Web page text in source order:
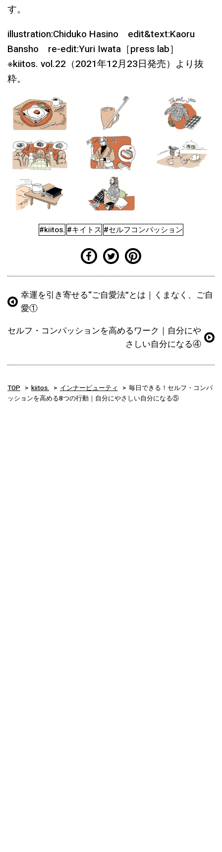
す。
illustration:Chiduko Hasino edit&text:Kaoru
Bansho re-edit:Yuri Iwata［press lab］
※kiitos. vol.22（2021年12月23日発売）より抜
粋。
#kiitos. #キイトス #セルフコンパッション
幸運を引き寄せる“ご自愛法”とは｜くまなく、ご自
愛①
セルフ・コンパッションを高めるワーク｜自分にや
さしい自分になる④
TOP kiitos. インナービューティ
毎日できる！セルフ・コンパ
ッションを高める8つの行動｜自分にやさしい自分になる⑤